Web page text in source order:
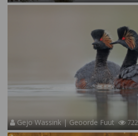
Gejo Wassink | Geoorde Fuut 722